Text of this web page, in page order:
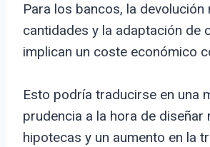
Para los bancos, la devolución
cantidades y la adaptación de
implican un coste económico
Esto podría traducirse en una
prudencia a la hora de diseñar
hipotecas y un aumento en la